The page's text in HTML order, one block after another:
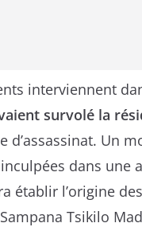
interviennent
survolé la
d’assassinat. Un
dans
établir l’origine
Tsikilo